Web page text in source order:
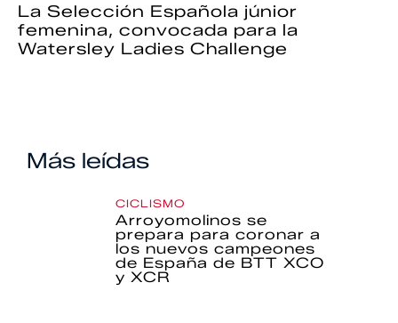
La Selección Española júnior
femenina, convocada para la
Watersley Ladies Challenge
Más leídas
CICLISMO
Arroyomolinos se
prepara para coronar a
los nuevos campeones
de España de BTT XCO
y XCR